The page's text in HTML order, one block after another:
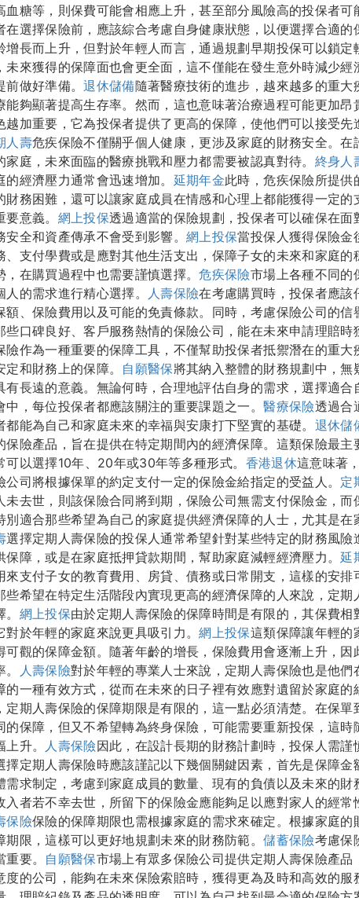
血糖等，則保費可能會相應上升，甚至部分風險高的投保者可
在選擇保險前，應該綜合考慮自身健康狀態，以便選擇合適的
長而上升，但對於年輕人而言，通過規劃早期投保可以鎖定
未來獲得的保障面也會更全面，這不僅能在發生意外時減少經
前做好準備。退休儲備隨著醫療技術的進步，越來越多的重大
能夠顯著提高生存率。然而，這也意味著治療過程可能更加昂
越加重要，它為投保者提供了更高的保障，使他們可以接受先
人壽危疾保險不僅關乎個人健康，更涉及家庭的財務安全。在
庭，未來面臨的醫療挑戰和壓力都需要被認真對待。 終身人
經濟壓力通常會迅速增加。 延期年金此時，危疾保險所提供
財務困難，還可以讓家庭成員在情感和心理上都能獲得一定的
意義。 網上投保透過適當的保險規劃，投保者可以確保在面
安全和資產傳承不會受到影響。網上投保當投保人獲得保險金
、支付學費或是應對其他生活支出，保障子女的未來和家庭的
，在購買過程中也需要謹慎選擇。危疾保險市場上各種不同的
的需求進行精心選擇。
人壽保險在考慮購買時，投保者應該
額、保險費用以及可能的免責條款。同時，考慮保險公司的信
些口碑良好、客戶服務熱情的保險公司，能在未來申請理賠時
險作為一種重要的保障工具，不僅幫助投保者抵禦潛在的重大
和財務上的保障。 自願醫保將其納入整體的財務規劃中，無
有長遠的意義。無論何時，合理地評估自身的需求，選擇適合
中，每位投保者都應該關注的重要課題之一。醫療保險透過合
能為自己和家庭未來的幸福與安康打下堅實的基礎。 退休儲
保險產品，旨在提供在特定期間內的經濟保障。這類保險最主
以選擇10年、20年或30年等多種形式。 香港退休這意味著
司將根據保單的約定支付一定的保險金給指定的受益人。 定
未去世，則該保險合同將到期，保險公司無需支付保險金，而
別適合那些希望為自己的家庭提供經濟保障的人士，尤其是在
選擇定期人壽保險的投保人通常希望針對某些特定的財務風險
保障，或是在家庭抵押貸款期間，幫助家庭減輕經濟壓力。延
來支付子女的教育費用、房貸、債務或日常開支，這樣的安排
些希望在特定生活階段內實現更高的經濟保障的人來說，定期
網上投保由於定期人壽保險的保障時間是有限的，其保費相
對於年輕的家庭來說更具吸引力。網上投保這類保障讓年輕的
可觀的保障金額。隨著年齡的增長，保險費用會逐漸上升，因
人壽保險對於年輕的專業人士來說，定期人壽保險也是他們
的一種有效方式，從而在未來的日子裡有效應對遺留於家庭的
定期人壽保險的保障期限是有限的，這一點必須清楚。在保單
的保障，但又不希望轉為終身保險，可能需要重新投保，這時
升。
人壽保險因此，在設計長期的財務計劃時，投保人需謹
擇定期人壽保險時應該謹記以下幾個關鍵因素，首先是保障金
求制定，考慮到家庭成員的數量、現有的負債以及未來的財
入者若不幸去世，所留下的保險金應能夠足以應對家人的經常
保險保險的保障期限也需根據家庭的需求來確定。根據家庭的
期限，這樣可以更好地規劃未來的財務防範。儲蓄保險考慮保
要。 自願醫保市場上有眾多保險公司提供定期人壽保險產品
度的公司，能夠在未來保險索賠時，獲得更為及時和高效的服